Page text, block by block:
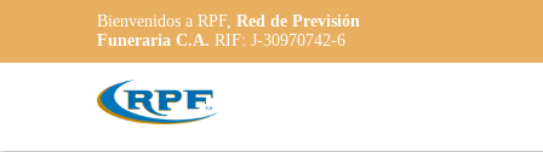
Bienvenidos a RPF, Red de Previsión
Funeraria C.A. RIF: J-30970742-6